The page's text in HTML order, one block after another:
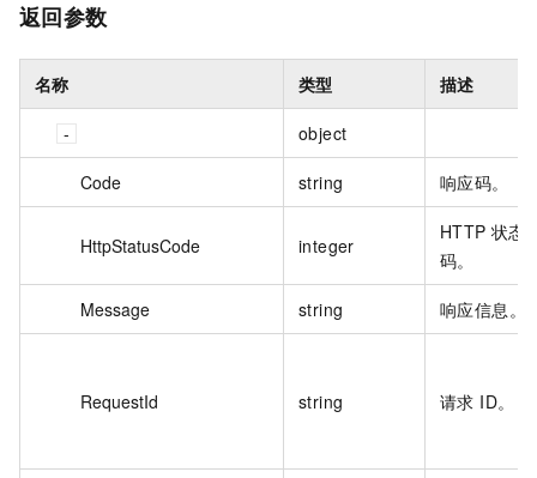
返回参数
名称 类型 描述
object
Code string 响应码。
HttpStatusCode integer
HTTP 状态
码。
Message string 响应信息。
RequestId string 请求 ID。